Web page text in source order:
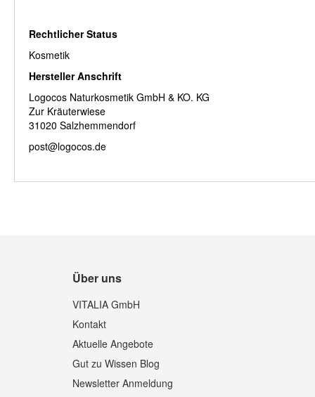
Rechtlicher Status
Kosmetik
Hersteller Anschrift
Logocos Naturkosmetik GmbH & KO. KG
Zur Kräuterwiese
31020 Salzhemmendorf
post@logocos.de
Über uns
VITALIA GmbH
Kontakt
Aktuelle Angebote
Gut zu Wissen Blog
Newsletter Anmeldung